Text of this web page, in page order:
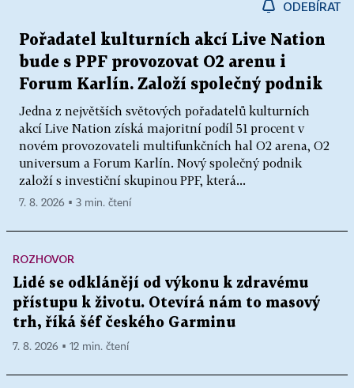
ODEBÍRAT
Pořadatel kulturních akcí Live Nation
bude s PPF provozovat O2 arenu i
Forum Karlín. Založí společný podnik
Jedna z největších světových pořadatelů kulturních
akcí Live Nation získá majoritní podíl 51 procent v
novém provozovateli multifunkčních hal O2 arena, O2
universum a Forum Karlín. Nový společný podnik
založí s investiční skupinou PPF, která...
7. 8. 2026 ▪ 3 min. čtení
ROZHOVOR
Lidé se odklánějí od výkonu k zdravému
přístupu k životu. Otevírá nám to masový
trh, říká šéf českého Garminu
7. 8. 2026 ▪ 12 min. čtení